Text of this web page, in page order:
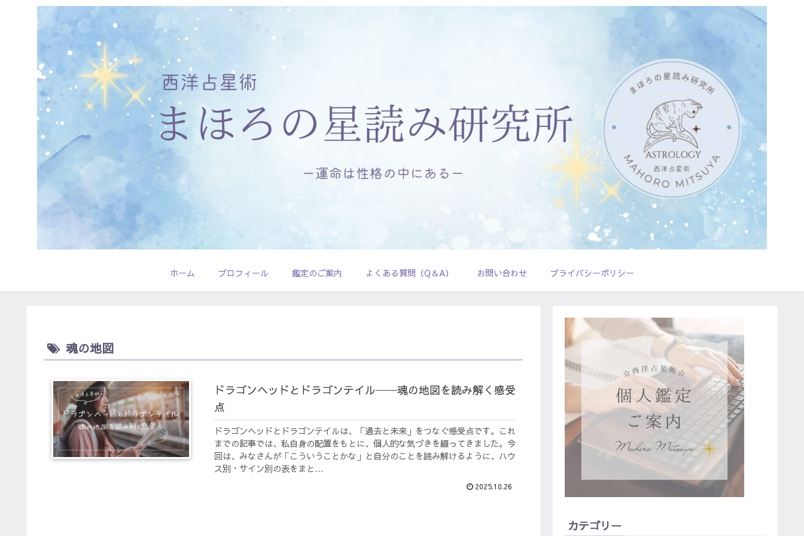
ホーム プロフィール 鑑定のご案内 よくある質問（Q＆A） お問い合わせ プライバシーポリシー
魂の地図
ドラゴンヘッドとドラゴンテイル──魂の地図を読み解く感受
点
ドラゴンヘッドとドラゴンテイルは、「過去と未来」をつなぐ感受点です。これ
までの記事では、私自身の配置をもとに、個人的な気づきを綴ってきました。今
回は、みなさんが「こういうことかな」と自分のことを読み解けるように、ハウ
ス別・サイン別の表をまと...
2025.10.26
カテゴリー